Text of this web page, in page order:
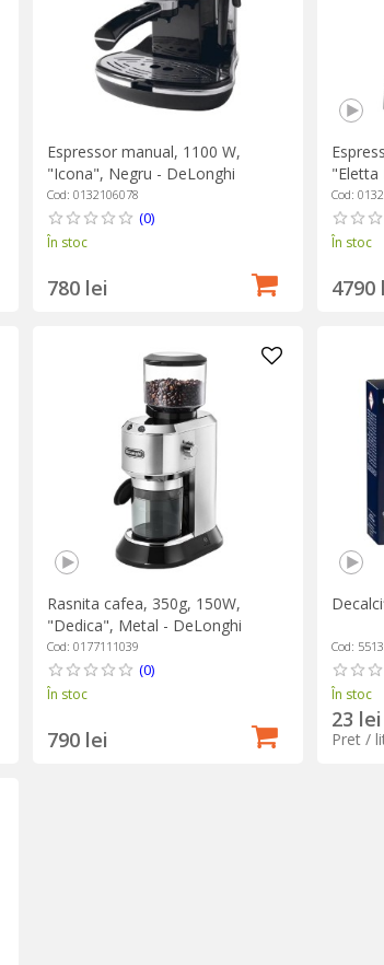
Espressor manual, 1100 W,
"Icona", Negru - DeLonghi
Cod: 0132106078
(0)
În stoc
780 lei
"Eletta
Cod:
În stoc
4790
Rasnita cafea, 350g, 150W,
"Dedica", Metal - DeLonghi
Cod: 0177111039
(0)
În stoc
790 lei
Cod:
În stoc
23 lei
Pret /